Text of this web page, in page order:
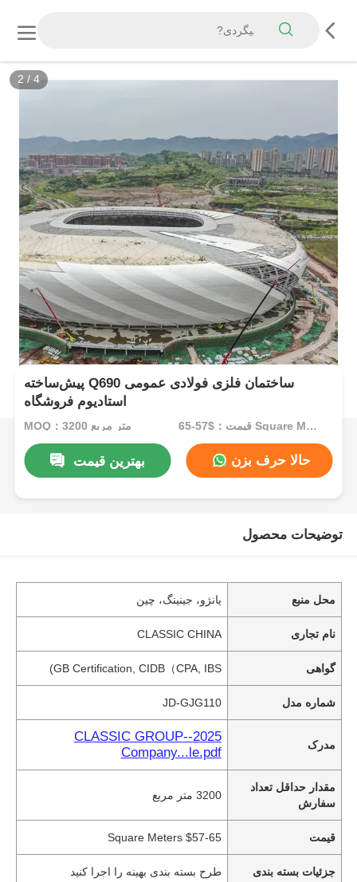
2 / 4
پیش‌ساخته Q690 ساختمان فلزی فولادی عمومی
استادیوم فروشگاه
MOQ：3200 متر مربع قیمت：$57-65 Square Meters
بهترین قیمت حالا حرف بزن
توضیحات محصول
محل منبع یانژو، جینینگ، چین
نام تجاری CLASSIC CHINA
گواهی GB Certification, CIDB（CPA, IBS)
شماره مدل JD-GJG110
مدرک
2025--CLASSIC GROUP
Company...le.pdf
مقدار حداقل تعداد
سفارش
3200 متر مربع
قیمت $57-65 Square Meters
جزئیات بسته بندی طرح بسته بندی بهینه را اجرا کنید